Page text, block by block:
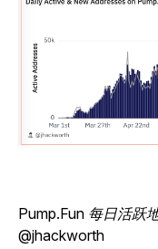
Pump.Fun 每日活跃
@jhackworth